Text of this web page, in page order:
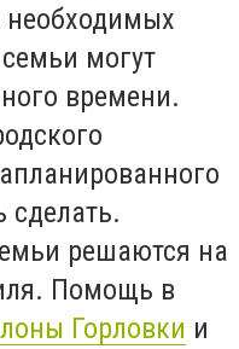
необходимых
могут
времени.
сделать.
решаются на
Помощь в
Горловки и